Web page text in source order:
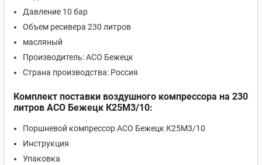
Давление 10 бар
Объем ресивера 230 литров
масляный
Производитель: АСО Бежецк
Страна производства: Россия
Комплект поставки воздушного компрессора на 230
литров АСО Бежецк К25М3/10:
Поршневой компрессор АСО Бежецк К25М3/10
Инструкция
Упаковка